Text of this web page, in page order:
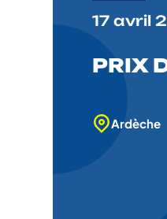
17 avril
PRIX
Ardèche